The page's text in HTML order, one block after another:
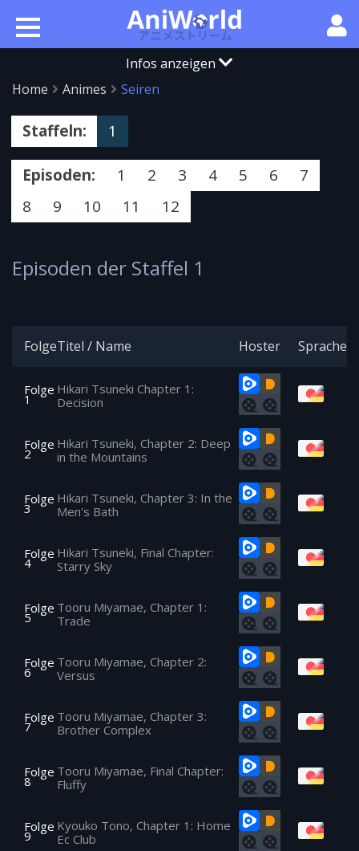
Infos anzeigen
Home
Animes Seiren
Staffeln: 1
Episoden: 1 2 3 4 5 6
7
8
9 10 11 12
Episoden der Staffel 1
FolgeTitel / Name Hoster Sprache
Folge
1
Hikari Tsuneki Chapter 1:
Decision
Folge
2
Hikari Tsuneki, Chapter 2: Deep
in the Mountains
Folge
3
Hikari Tsuneki, Chapter 3: In the
Men's Bath
Folge
4
Hikari Tsuneki, Final Chapter:
Starry Sky
Folge
5
Tooru Miyamae, Chapter 1:
Trade
Folge
6
Tooru Miyamae, Chapter 2:
Versus
Folge
7
Tooru Miyamae, Chapter 3:
Brother Complex
Folge
8
Tooru Miyamae, Final Chapter:
Fluffy
Folge
9
Kyouko Tono, Chapter 1: Home
Ec Club